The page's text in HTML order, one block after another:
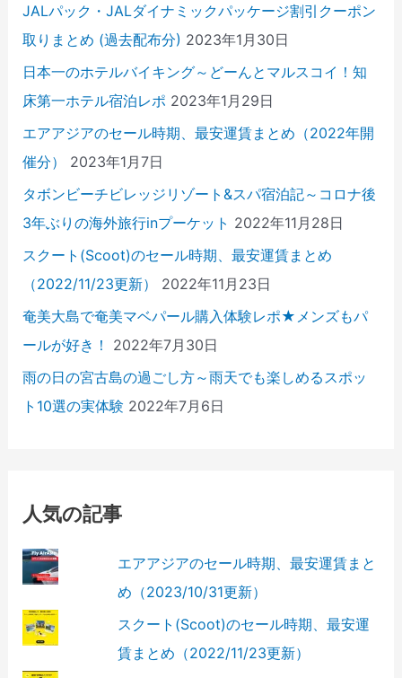
JALパック・JALダイナミックパッケージ割引クーポン
取りまとめ (過去配布分) 2023年1月30日
日本一のホテルバイキング～どーんとマルスコイ！知
床第一ホテル宿泊レポ 2023年1月29日
エアアジアのセール時期、最安運賃まとめ（2022年開
催分）
2023年1月7日
タボンビーチビレッジリゾート&スパ宿泊記～コロナ後
3年ぶりの海外旅行inプーケット 2022年11月28日
スクート(Scoot)のセール時期、最安運賃まとめ
（2022/11/23更新）
2022年11月23日
奄美大島で奄美マベパール購入体験レポ★メンズもパ
ールが好き！
2022年7月30日
雨の日の宮古島の過ごし方～雨天でも楽しめるスポッ
ト10選の実体験 2022年7月6日
人気の記事
エアアジアのセール時期、最安運賃まと
め（2023/10/31更新）
スクート(Scoot)のセール時期、最安運
賃まとめ（2022/11/23更新）